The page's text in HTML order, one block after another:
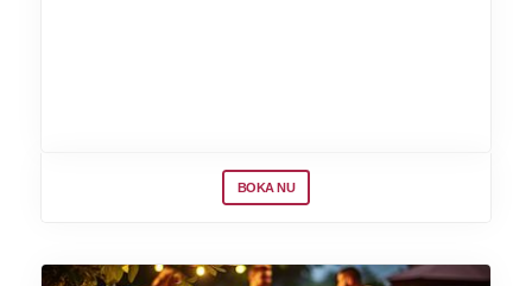
BOKA NU